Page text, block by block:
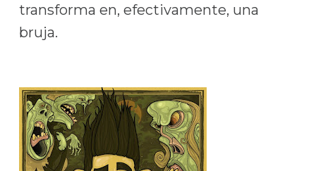
transforma en, efectivamente, una
bruja.